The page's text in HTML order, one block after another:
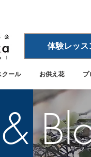
体験レッ
クール お供え花 プ